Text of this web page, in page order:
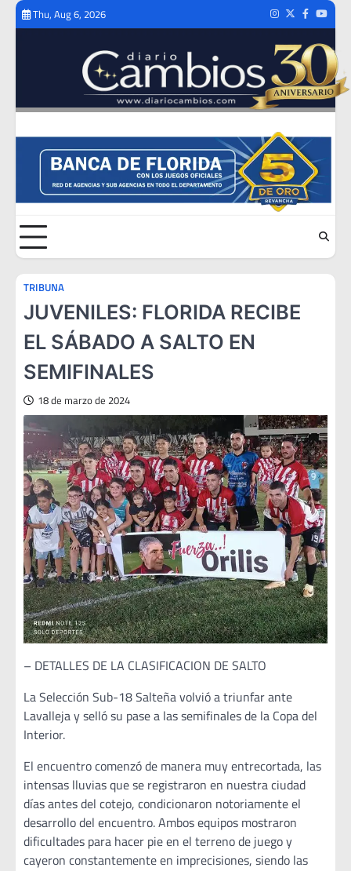
Skip
Thu, Aug 6, 2026 Instagram
TwitterFacebook
TRIBUNA
JUVENILES: FLORIDA RECIBE
EL SÁBADO A SALTO EN
SEMIFINALES
18 de marzo de 2024
– DETALLES DE LA CLASIFICACION DE SALTO
La Selección Sub-18 Salteña volvió a triunfar ante
Lavalleja y selló su pase a las semifinales de la Copa del
Interior.
El encuentro comenzó de manera muy entrecortada, las
intensas lluvias que se registraron en nuestra ciudad
días antes del cotejo, condicionaron notoriamente el
desarrollo del encuentro. Ambos equipos mostraron
dificultades para hacer pie en el terreno de juego y
cayeron constantemente en imprecisiones, siendo las